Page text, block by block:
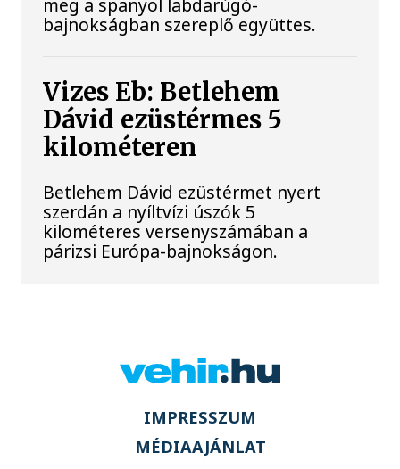
meg a spanyol labdarúgó-
bajnokságban szereplő együttes.
Vizes Eb: Betlehem
Dávid ezüstérmes 5
kilométeren
Betlehem Dávid ezüstérmet nyert
szerdán a nyíltvízi úszók 5
kilométeres versenyszámában a
párizsi Európa-bajnokságon.
IMPRESSZUM
MÉDIAAJÁNLAT